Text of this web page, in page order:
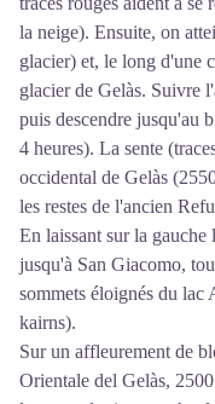
la neige). Ensuite, on
glacier) et, le long d'une
glacier de Gelàs. Suivre
puis descendre jusqu'au
4 heures). La sente
occidental de Gelàs
les restes de l'ancien
En laissant sur la gauche
jusqu'à San Giacomo,
sommets éloignés du lac
kairns).
Sur un affleurement de
Orientale del Gelàs,